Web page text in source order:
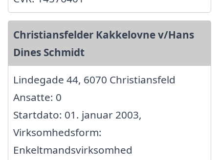
Christiansfelder Kakkelovne v/Hans
Dines Schmidt
Lindegade 44, 6070 Christiansfeld
Ansatte: 0
Startdato: 01. januar 2003,
Virksomhedsform:
Enkeltmandsvirksomhed